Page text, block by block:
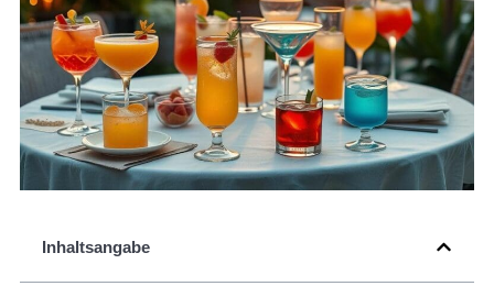
Inhaltsangabe